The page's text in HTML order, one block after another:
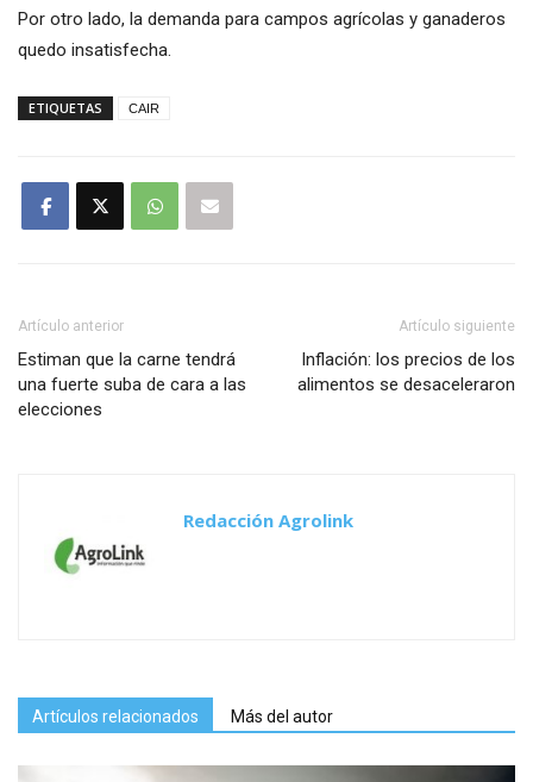
Por otro lado, la demanda para campos agrícolas y ganaderos
quedo insatisfecha.
ETIQUETAS CAIR
Artículo anterior
Estiman que la carne tendrá
una fuerte suba de cara a las
elecciones
Artículo siguiente
Inflación: los precios de los
alimentos se desaceleraron
Redacción Agrolink
Artículos relacionados Más del autor